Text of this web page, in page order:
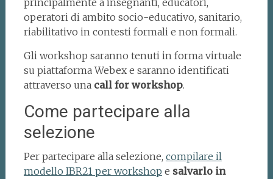
principalmente a insegnanti, educatori,
operatori di ambito socio-educativo, sanitario,
riabilitativo in contesti formali e non formali.
Gli workshop saranno tenuti in forma virtuale
su piattaforma Webex e saranno identificati
attraverso una call for workshop.
Come partecipare alla
selezione
Per partecipare alla selezione, compilare il
modello IBR21 per workshop e salvarlo in